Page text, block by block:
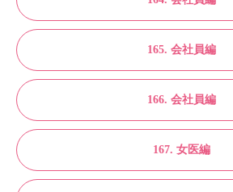
165. 会社員編
166. 会社員編
167. 女医編